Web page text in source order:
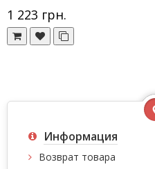
1 223 грн.
Информация
Возврат товара